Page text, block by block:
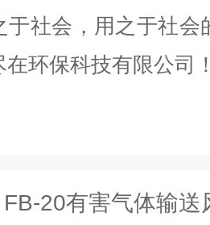
于社会，用之于社会
在环保科技有限公司
FB-20有害气体输送